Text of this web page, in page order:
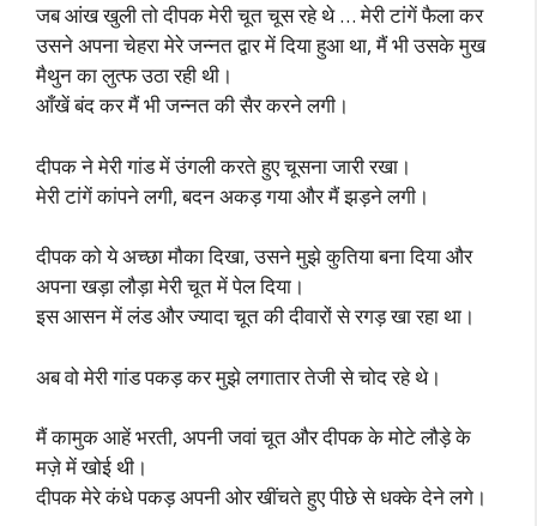
जब आंख खुली तो दीपक मेरी चूत चूस रहे थे … मेरी टांगें फैला कर
उसने अपना चेहरा मेरे जन्नत द्वार में दिया हुआ था, मैं भी उसके मुख
मैथुन का लुत्फ उठा रही थी।
आँखें बंद कर मैं भी जन्नत की सैर करने लगी।
दीपक ने मेरी गांड में उंगली करते हुए चूसना जारी रखा।
मेरी टांगें कांपने लगी, बदन अकड़ गया और मैं झड़ने लगी।
दीपक को ये अच्छा मौका दिखा, उसने मुझे कुतिया बना दिया और
अपना खड़ा लौड़ा मेरी चूत में पेल दिया।
इस आसन में लंड और ज्यादा चूत की दीवारों से रगड़ खा रहा था।
अब वो मेरी गांड पकड़ कर मुझे लगातार तेजी से चोद रहे थे।
मैं कामुक आहें भरती, अपनी जवां चूत और दीपक के मोटे लौड़े के
मज़े में खोई थी।
दीपक मेरे कंधे पकड़ अपनी ओर खींचते हुए पीछे से धक्के देने लगे।